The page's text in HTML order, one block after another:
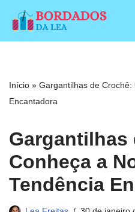
Pular
conteúdo
Início » Gargantilhas de Crochê:
Encantadora
Gargantilhas
Conheça a
Tendência